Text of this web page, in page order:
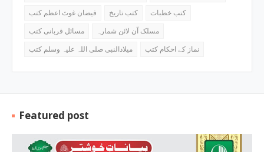
فیضان غوث اعظم کتب
کتب تاریخ
کتب خطبات
مسائل قربانی کتب
مسلک آن لائن شمارہ
میلادالنبی صلی اللہ علیہ وسلم کتب
نماز کے احکام کتب
Featured post